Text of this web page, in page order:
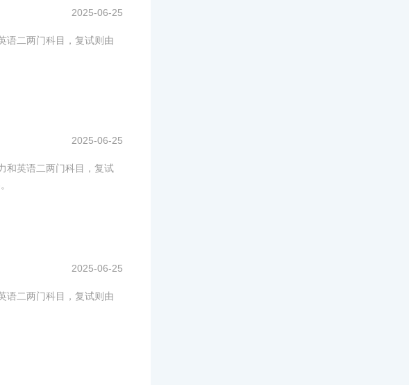
2025-06-25
语二两门科目，复试则由
2025-06-25
和英语二两门科目，复试
2025-06-25
语二两门科目，复试则由